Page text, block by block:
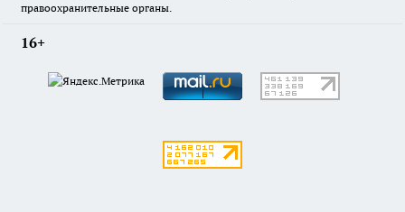
правоохранительные органы.
16+